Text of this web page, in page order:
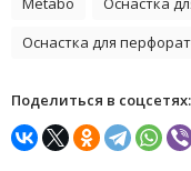
Оснастка для
Поделиться в соцсетях: